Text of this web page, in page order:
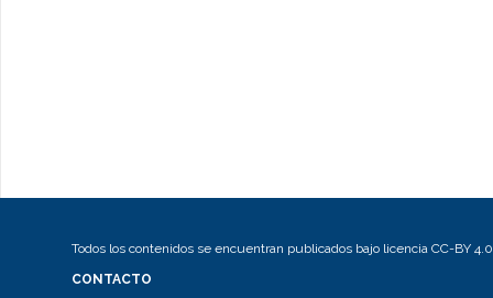
Todos los contenidos se encuentran publicados bajo licencia CC-BY 4.0
CONTACTO